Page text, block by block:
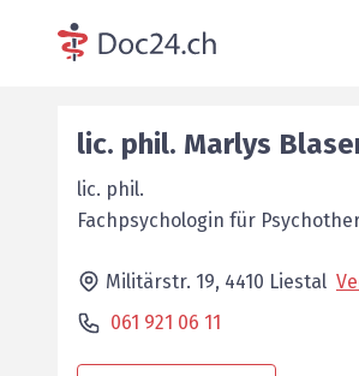
lic. phil. Marlys
lic. phil.
Fachpsychologin für
Militärstr. 19, 4410 Liestal
061 921 06 11